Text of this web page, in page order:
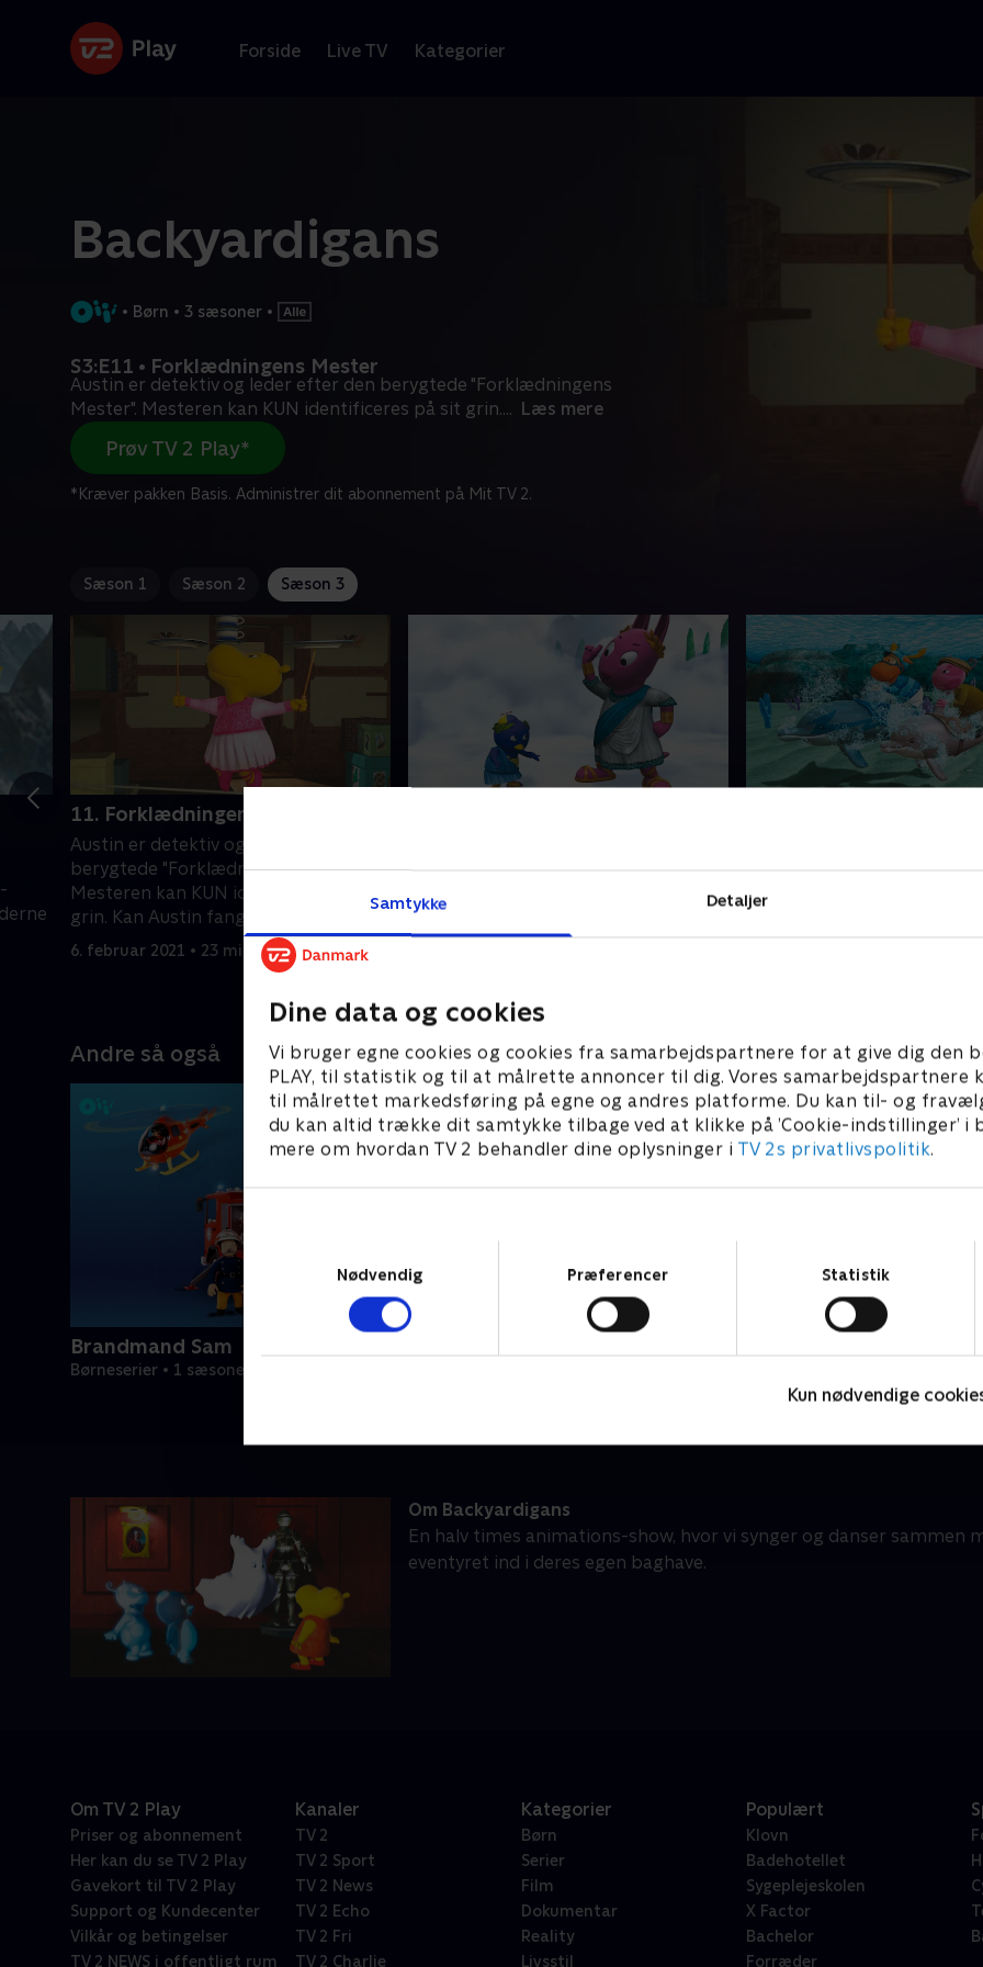
Samtykke Detaljer
Dine data og cookies
Vi bruger egne cookies og cookies fra samarbejdspartnere for at give dig den
PLAY, til statistik og til at målrette annoncer til dig. Vores samarbejdspartnere
til målrettet markedsføring på egne og andres platforme. Du kan til- og
du kan altid trække dit samtykke tilbage ved at klikke på ’Cookie-indstillinger’ i
mere om hvordan TV 2 behandler dine oplysninger i TV 2s privatlivspolitik.
Nødvendig
Præferencer Statistik
Kun nødvendige
Forside Live TV Kategorier
Backyardigans
• Børn • 3 sæsoner •
S3:E11 • Forklædningens Mester
Austin er detektiv og leder efter den berygtede "Forklædningens
Mester". Mesteren kan KUN identificeres på sit grin.... Læs mere
Prøv TV 2 Play*
*Kræver pakken Basis. Administrer dit abonnement på Mit TV 2.
Sæson 1 Sæson 2 Sæson 3
11. Forklædningens Mester
Austin er detektiv og leder efter den
berygtede "Forklædningens Mester".
Mesteren kan KUN identificeres på sit
grin. Kan Austin fange
Forklædningens Mester?
6. februar 2021 • 23 min
Meteorologen Tyrone og
oldtidens Grækenland, men da det
begynder at regne, må de tigge og
hans staldpige, men hun
Andre så også
Brandmand Sam
Børneserier • 1 sæsoner
Om Backyardigans
En halv times animations-show, hvor vi synger og danser sammen
eventyret ind i deres egen baghave.
Om TV 2 Play
Priser og abonnement
Her kan du se TV 2 Play
Gavekort til TV 2 Play
Support og Kundecenter
Vilkår og betingelser
TV 2 NEWS i offentligt rum
Kanaler
TV 2
TV 2 Sport
TV 2 News
TV 2 Echo
TV 2 Fri
TV 2 Charlie
Kategorier
Børn
Serier
Film
Dokumentar
Reality
Livsstil
Populært
Klovn
Badehotellet
Sygeplejeskolen
X Factor
Bachelor
Forræder